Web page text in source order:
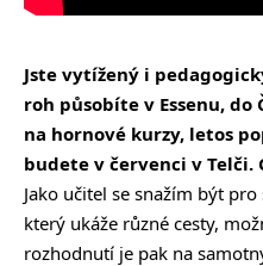
Jste vytížený i
roh působíte v Essenu,
na hornové kurzy, letos
budete v červenci v
Jako učitel se snažím být
který ukáže různé cesty,
rozhodnutí je pak na